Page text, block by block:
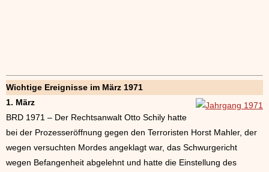
Wichtige Ereignisse im März 1971
1. März
BRD 1971 – Der Rechtsanwalt Otto Schily hatte
bei der Prozesseröffnung gegen den Terroristen Horst Mahler, der
wegen versuchten Mordes angeklagt war, das Schwurgericht
wegen Befangenheit abgelehnt und hatte die Einstellung des